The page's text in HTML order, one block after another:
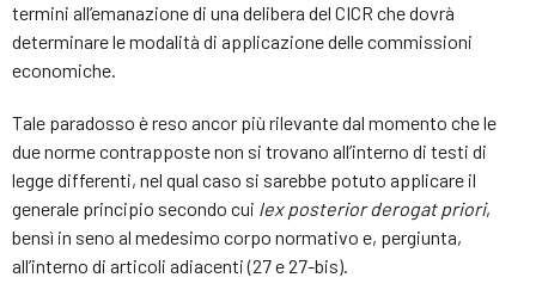
termini all’emanazione di una delibera del CICR che dovrà
determinare le modalità di applicazione delle commissioni
economiche.
Tale paradosso è reso ancor più rilevante dal momento che le
due norme contrapposte non si trovano all’interno di testi di
legge differenti, nel qual caso si sarebbe potuto applicare il
generale principio secondo cui lex posterior derogat priori,
bensì in seno al medesimo corpo normativo e, pergiunta,
all’interno di articoli adiacenti (27 e 27-bis).